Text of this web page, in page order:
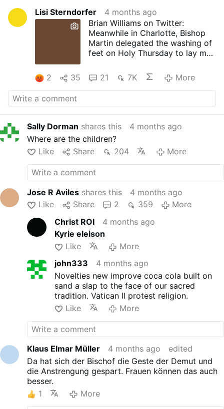
Lisi Sterndorfer
4 months ago
Brian Williams on Twitter:
Meanwhile in Charlotte, Bishop
Martin delegated the washing of
feet on Holy Thursday to lay men
participate to some degree, but
at this Jesuit parish where he
chose to celebrate Holy
role of the clergy for much of the
(optional) mandatum.
2 35 21 7K More
Sally Dorman shares this
4 months ago
Where are the children?
Like
Share 204 More
Jose R Aviles shares this
4 months ago
Like
Share 2 359
More
Christ ROI
4 months ago
Kyrie eleison
Like
More
john333
4 months ago
Novelties new improve coca cola built on
sand a slap to the face of our sacred
tradition. Vatican II protest religion.
Like
More
Klaus Elmar Müller 4 months ago
edited
Da hat sich der Bischof die Geste der Demut und
die Anstrengung gespart. Frauen können das auch
besser.
1
More